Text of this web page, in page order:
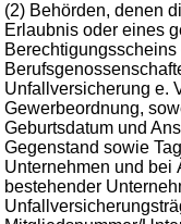
(2) Behörden, denen
Erlaubnis oder eines
Unfallversicherung e.
Gewerbeordnung,
Geburtsdatum und
Gegenstand sowie
Unternehmen und bei
bestehender